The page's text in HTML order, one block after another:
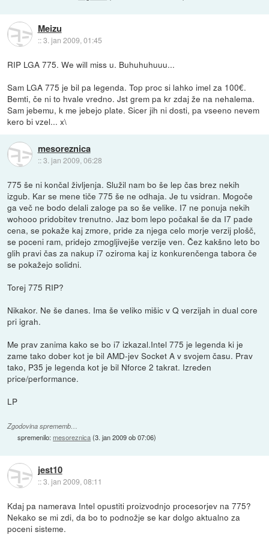
Meizu
::3. jan 2009, 01:45
RIP LGA 775. We will miss u. Buhuhuhuuu...
Sam LGA 775 je bil pa legenda. Top proc si lahko imel za 100€.
Bemti, če ni to hvale vredno. Jst grem pa kr zdaj že na nehalema.
Sam jebemu, k me jebejo plate. Sicer jih ni dosti, pa vseeno nevem
kero bi vzel... x\
mesoreznica
::3. jan 2009, 06:28
775 še ni končal življenja. Služil nam bo še lep čas brez nekih
izgub. Kar se mene tiče 775 še ne odhaja. Je tu vsidran. Mogoče
ga več ne bodo delali zaloge pa so še velike. I7 ne ponuja nekih
wohooo pridobitev trenutno. Jaz bom lepo počakal še da I7 pade
cena, se pokaže kaj zmore, pride za njega celo morje verzij plošč,
se poceni ram, pridejo zmogljivejše verzije ven. Čez kakšno leto bo
glih pravi čas za nakup i7 oziroma kaj iz konkurenčenga tabora če
se pokažejo solidni.
Torej 775 RIP?
Nikakor. Ne še danes. Ima še veliko mišic v Q verzijah in dual core
pri igrah.
Me prav zanima kako se bo i7 izkazal.Intel 775 je legenda ki je
zame tako dober kot je bil AMD-jev Socket A v svojem času. Prav
tako, P35 je legenda kot je bil Nforce 2 takrat. Izreden
price/performance.
LP
Zgodovina sprememb…
spremenilo:mesoreznica(3. jan 2009 ob 07:06)
jest10
::3. jan 2009, 08:11
Kdaj pa namerava Intel opustiti proizvodnjo procesorjev na 775?
Nekako se mi zdi, da bo to podnožje se kar dolgo aktualno za
poceni sisteme.